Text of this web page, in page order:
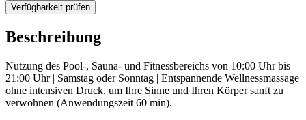
Verfügbarkeit prüfen
Beschreibung
Nutzung des Pool-, Sauna- und Fitnessbereichs von 10:00 Uhr bis
21:00 Uhr | Samstag oder Sonntag | Entspannende Wellnessmassage
ohne intensiven Druck, um Ihre Sinne und Ihren Körper sanft zu
verwöhnen (Anwendungszeit 60 min).